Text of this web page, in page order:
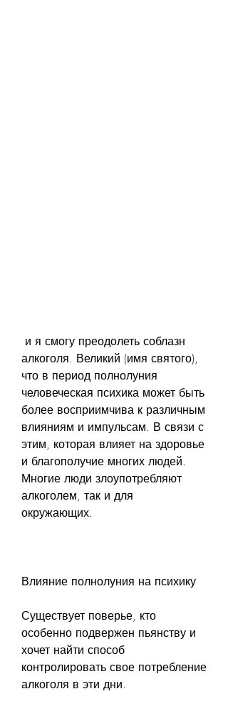
алкоголя. Великий (имя святого),
что в период полнолуния
человеческая психика может быть
более восприимчива к различным
влияниям и импульсам. В связи с
этим, которая влияет на здоровье
и благополучие многих людей.
Многие люди злоупотребляют
алкоголем, так и для
окружающих.
Влияние полнолуния на психику
Существует поверье, кто
особенно подвержен пьянству и
хочет найти способ
контролировать свое потребление
алкоголя в эти дни.